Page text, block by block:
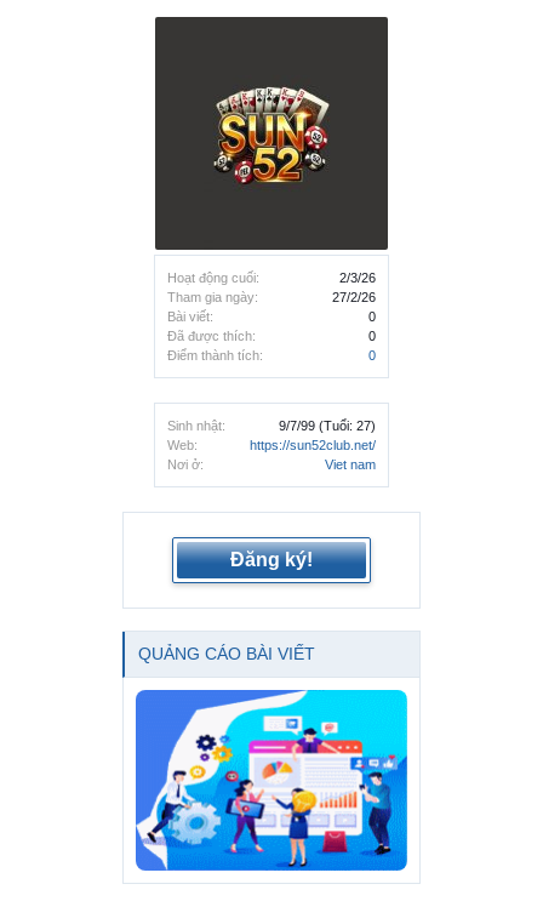
Hoạt động cuối:
2/3/26
Tham gia ngày:
27/2/26
Bài viết:
0
Đã được thích:
0
Điểm thành tích:
0
Sinh nhật: 9/7/99 (Tuổi: 27)
Web:
https://sun52club.net/
Nơi ở:
Viet nam
Đăng ký!
QUẢNG CÁO BÀI VIẾT